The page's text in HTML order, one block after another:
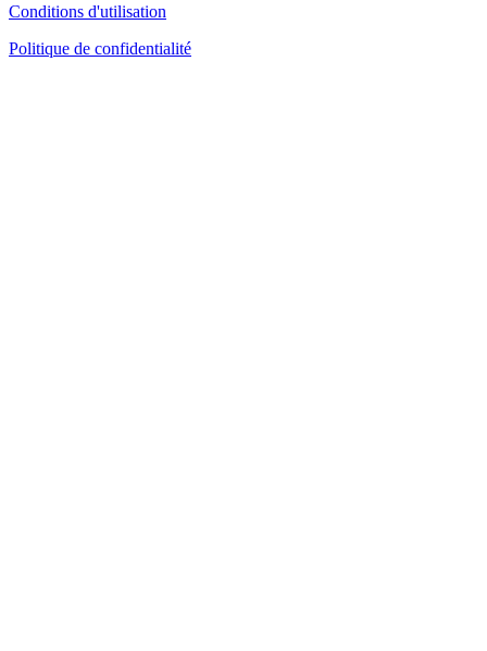
Conditions d'utilisation
Politique de confidentialité